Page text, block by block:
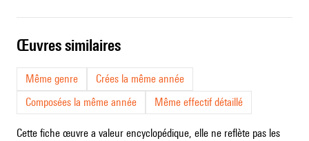
œuvres similaires
Même genre
Crées la même année
Composées la même année
Même effectif détaillé
Cette fiche œuvre a valeur encyclopédique, elle ne reflète pas les